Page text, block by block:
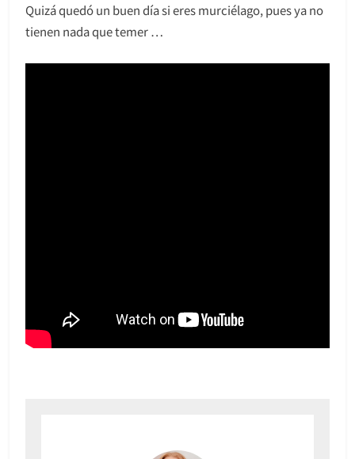
Quizá quedó un buen día si eres murciélago, pues ya no
tienen nada que temer …